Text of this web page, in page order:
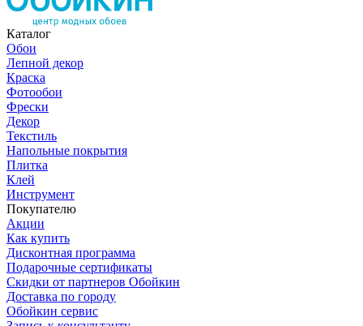
Каталог
Обои
Лепной декор
Краска
Фотообои
Фрески
Декор
Текстиль
Напольные покрытия
Плитка
Клей
Инструмент
Покупателю
Акции
Как купить
Дисконтная программа
Подарочные сертификаты
Скидки от партнеров Обойкин
Доставка по городу
Обойкин сервис